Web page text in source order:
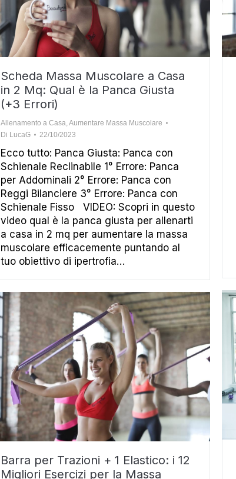
Scheda Massa Muscolare a Casa
in 2 Mq: Qual è la Panca Giusta
(+3 Errori)
Allenamento a Casa,Aumentare Massa Muscolare
Di LucaG 22/10/2023
Ecco tutto: Panca Giusta: Panca con
Schienale Reclinabile 1° Errore: Panca
per Addominali 2° Errore: Panca con
Reggi Bilanciere 3° Errore: Panca con
Schienale Fisso VIDEO: Scopri in questo
video qual è la panca giusta per allenarti
a casa in 2 mq per aumentare la massa
muscolare efficacemente puntando al
tuo obiettivo di ipertrofia…
Barra per Trazioni + 1 Elastico: i 12
Migliori Esercizi per la Massa